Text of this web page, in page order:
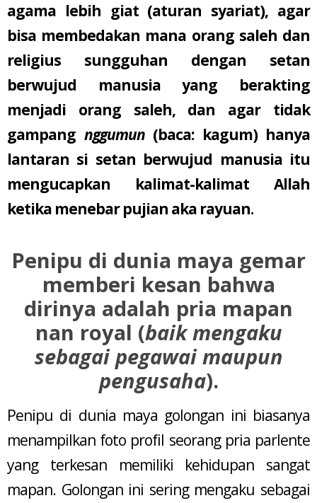
agama lebih giat (aturan syariat), agar
bisa membedakan mana orang saleh dan
religius sungguhan dengan setan
berwujud manusia yang berakting
menjadi orang saleh, dan agar tidak
gampang nggumun(baca: kagum) hanya
lantaran si setan berwujud manusia itu
mengucapkan kalimat-kalimat Allah
ketika menebar pujian aka rayuan.
Penipu di dunia maya gemar
memberi kesan bahwa
dirinya adalah pria mapan
nan royal (baik mengaku
sebagai pegawai maupun
pengusaha).
Penipu di dunia maya golongan ini biasanya
menampilkan foto profil seorang pria parlente
yang terkesan memiliki kehidupan sangat
mapan. Golongan ini sering mengaku sebagai